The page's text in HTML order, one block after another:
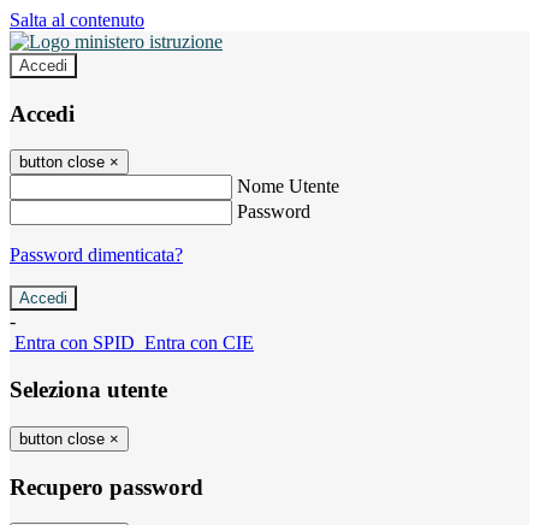
Salta al contenuto
Accedi
Accedi
button close ×
Nome Utente
Password
Password dimenticata?
-
Entra con SPID Entra con CIE
Seleziona utente
button close ×
Recupero password